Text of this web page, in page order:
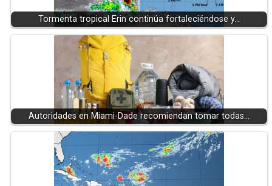
Tormenta tropical Erin continúa fortaleciéndose y…
Autoridades en Miami-Dade recomiendan tomar todas…